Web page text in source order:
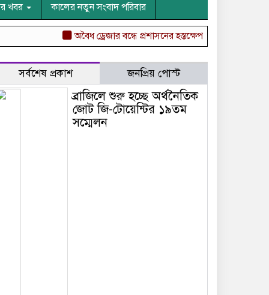
খবর কালের নতুন সংবাদ পরিবার
অবৈধ ড্রেজার বন্ধে প্রশাসনের হস্তক্ষেপ চেয়ে কুমিল্লা ডিসি অফিসে
সর্বশেষ প্রকাশ জনপ্রিয় পোস্ট
ব্রাজিলে শুরু হচ্ছে অর্থনৈতিক
জোট জি-টোয়েন্টির ১৯তম
সম্মেলন